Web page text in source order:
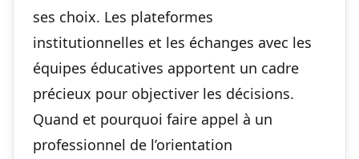
ses choix. Les plateformes
institutionnelles et les échanges avec les
équipes éducatives apportent un cadre
précieux pour objectiver les décisions.
Quand et pourquoi faire appel à un
professionnel de l’orientation